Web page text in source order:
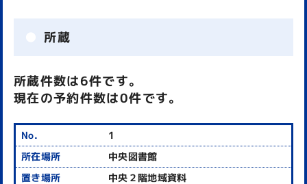
所蔵
所蔵件数は6件です。
現在の予約件数は0件です。
1
中央図書館
中央２階地域資料